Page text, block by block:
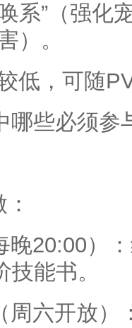
系”（强化
）。
低，可随
哪些必须参
晚20:00）
能书。
周六开放